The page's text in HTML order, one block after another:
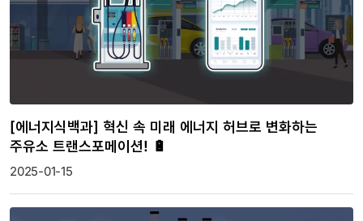
[에너지식백과] 혁신 속 미래 에너지 허브로 변화하는
주유소 트랜스포메이션! 🔋
2025-01-15